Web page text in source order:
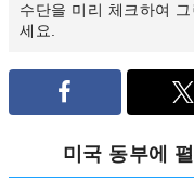
수단을 미리 체크하여
세요.
미국 동부에